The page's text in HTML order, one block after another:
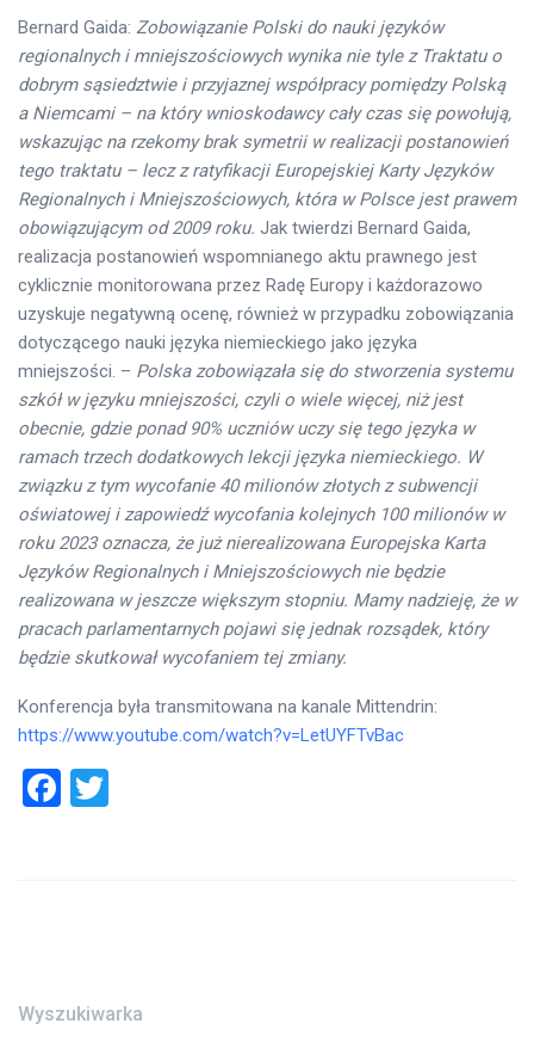
Bernard Gaida: Zobowiązanie Polski do nauki języków
regionalnych i mniejszościowych wynika nie tyle z Traktatu o
dobrym sąsiedztwie i przyjaznej współpracy pomiędzy Polską
a Niemcami – na który wnioskodawcy cały czas się powołują,
wskazując na rzekomy brak symetrii w realizacji postanowień
tego traktatu – lecz z ratyfikacji Europejskiej Karty Języków
Regionalnych i Mniejszościowych, która w Polsce jest prawem
obowiązującym od 2009 roku. Jak twierdzi Bernard Gaida,
realizacja postanowień wspomnianego aktu prawnego jest
cyklicznie monitorowana przez Radę Europy i każdorazowo
uzyskuje negatywną ocenę, również w przypadku zobowiązania
dotyczącego nauki języka niemieckiego jako języka
mniejszości. – Polska zobowiązała się do stworzenia systemu
szkół w języku mniejszości, czyli o wiele więcej, niż jest
obecnie, gdzie ponad 90% uczniów uczy się tego języka w
ramach trzech dodatkowych lekcji języka niemieckiego. W
związku z tym wycofanie 40 milionów złotych z subwencji
oświatowej i zapowiedź wycofania kolejnych 100 milionów w
roku 2023 oznacza, że już nierealizowana Europejska Karta
Języków Regionalnych i Mniejszościowych nie będzie
realizowana w jeszcze większym stopniu. Mamy nadzieję, że w
pracach parlamentarnych pojawi się jednak rozsądek, który
będzie skutkował wycofaniem tej zmiany.
Konferencja była transmitowana na kanale Mittendrin:
https://www.youtube.com/watch?v=LetUYFTvBac
Facebook
Wyszukiwarka